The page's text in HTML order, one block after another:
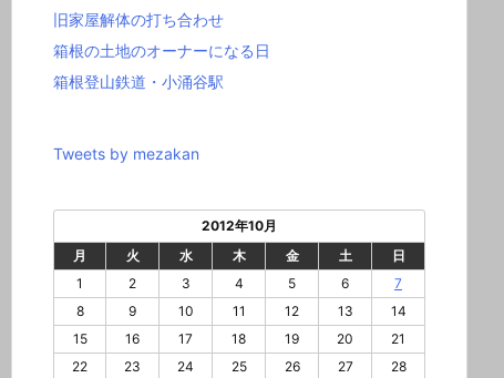
旧家屋解体の打ち合わせ
箱根の土地のオーナーになる日
箱根登山鉄道・小涌谷駅
Tweets by mezakan
2012年10月
月
火 水 木 金 土
日
1
2 3 4 5 6
7
8
9 10 11 12 13
14
15
16 17 18 19 20
21
22
23 24 25 26 27 28